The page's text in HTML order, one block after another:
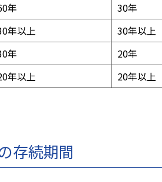
年
30年
年以上
30年以上
年
20年
年以上 20年以上
存続期間